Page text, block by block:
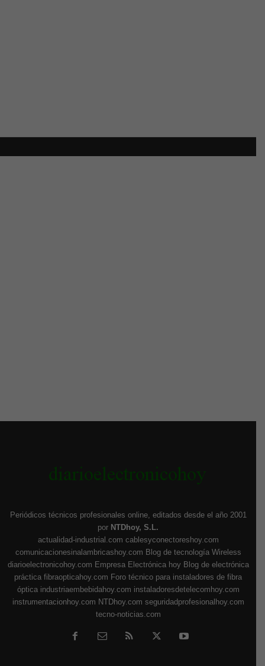
Periódicos técnicos profesionales online, editados desde el año 2001
por NTDhoy, S.L.
actualidad-industrial.com cablesyconectoreshoy.com
comunicacionesinalambricashoy.com Blog de tecnología Wireless
diarioelectronicohoy.com Empresa Electrónica hoy Blog de electrónica
práctica fibraopticahoy.com Foro técnico para instaladores de fibra
óptica industriaembebidahoy.com instaladoresdetelecomhoy.com
instrumentacionhoy.com NTDhoy.com seguridadprofesionalhoy.com
tecno-noticias.com